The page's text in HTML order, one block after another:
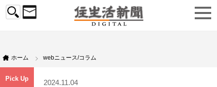
ホーム webニュース/コラム
Pick Up 2024.11.04